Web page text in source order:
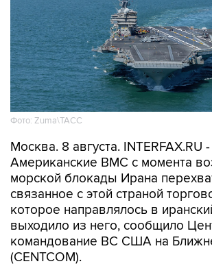
Фото: Zuma\ТАСС
Москва. 8 августа. INTERFAX.RU -
Американские ВМС с момента
морской блокады Ирана
связанное с этой страной
которое направлялось в
выходило из него, сообщило
командование ВС США на
(CENTCOM).